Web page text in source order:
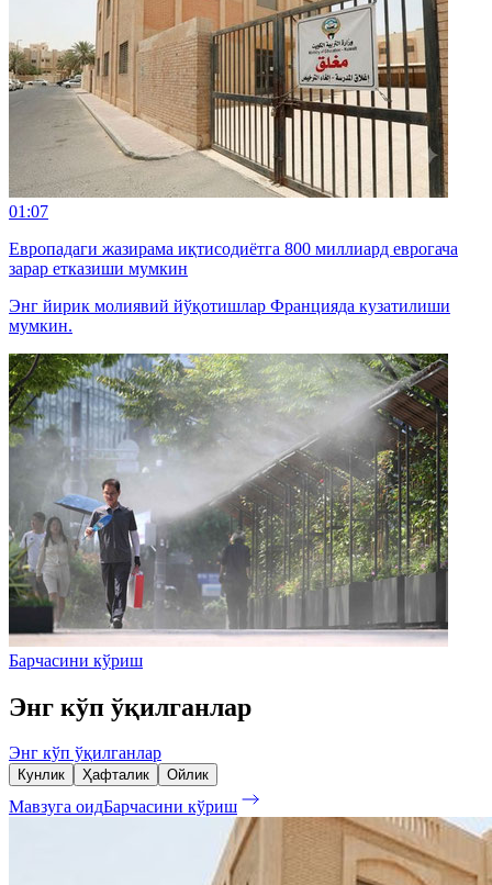
01:07
Европадаги жазирама иқтисодиётга 800 миллиард еврогача
зарар етказиши мумкин
Энг йирик молиявий йўқотишлар Францияда кузатилиши
мумкин.
Барчасини кўриш
Энг кўп ўқилганлар
Энг кўп ўқилганлар
Кунлик Ҳафталик Ойлик
Мавзуга оидБарчасини кўриш